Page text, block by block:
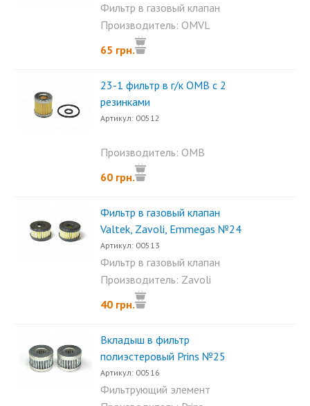
Фильтр в газовый клапан
Stella, OMVL. Размеры...
Производитель: OMVL
65 грн.
23-1 фильтр в г/к OMB с 2
резинками
Артикул: 00512
Производитель: OMB
60 грн.
Фильтр в газовый клапан
Valtek, Zavoli, Emmegas №24
Артикул: 00513
Фильтр в газовый клапан
Valtek, Zavoli, Emmegas.
Размеры...
Производитель: Zavoli
40 грн.
Вкладыш в фильтр
полиэстеровый Prins №25
Артикул: 00516
Фильтрующий элемент